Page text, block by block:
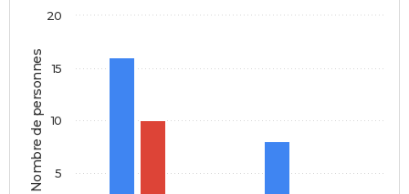
Nombre de personnes 5
10
15
20